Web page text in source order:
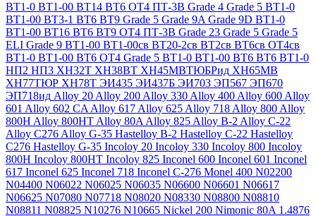
ВТ1-0 ВТ1-00 ВТ14 ВТ6 ОТ4 ПТ-3В Grade 4 Grade 5 ВТ1-0
ВТ1-00 ВТ3-1 ВТ6 ВТ9 Grade 5 Grade 9A Grade 9D ВТ1-0
ВТ1-00 ВТ16 ВТ6 ВТ9 ОТ4 ПТ-3В Grade 23 Grade 5 Grade 5
ELI Grade 9 ВТ1-00 ВТ1-00св ВТ20-2св ВТ2св ВТ6св ОТ4св
ВТ1-0 ВТ1-00 ВТ6 ОТ4 Grade 5 ВТ1-0 ВТ1-00 ВТ6 ВТ6 ВТ1-0
НП2 НП3 ХН32Т ХН38ВТ ХН45МВТЮБРид ХН65МВ
ХН77ТЮР ХН78Т ЭИ435 ЭИ437Б ЭИ703 ЭП567 ЭП670
ЭП718ид Alloy 20 Alloy 200 Alloy 330 Alloy 400 Alloy 600 Alloy
601 Alloy 602 CA Alloy 617 Alloy 625 Alloy 718 Alloy 800 Alloy
800H Alloy 800HT Alloy 80A Alloy 825 Alloy B-2 Alloy C-22
Alloy C276 Alloy G-35 Hastelloy B-2 Hastelloy C-22 Hastelloy
C276 Hastelloy G-35 Incoloy 20 Incoloy 330 Incoloy 800 Incoloy
800H Incoloy 800HT Incoloy 825 Inconel 600 Inconel 601 Inconel
617 Inconel 625 Inconel 718 Inconel C-276 Monel 400 N02200
N04400 N06022 N06025 N06035 N06600 N06601 N06617
N06625 N07080 N07718 N08020 N08330 N08800 N08810
N08811 N08825 N10276 N10665 Nickel 200 Nimonic 80A 1.4876